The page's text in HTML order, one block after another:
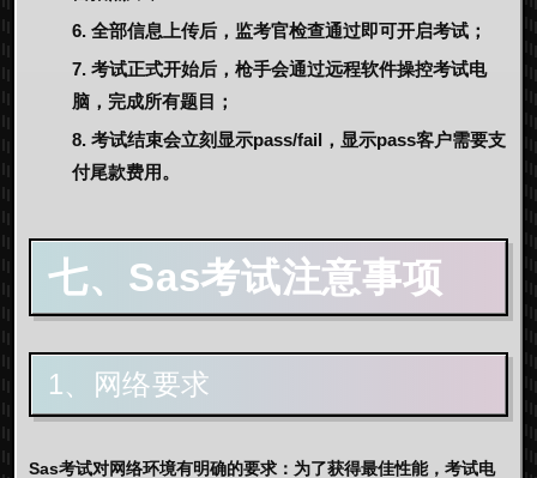
全部信息上传后，监考官检查通过即可开启考试；
考试正式开始后，枪手会通过远程软件操控考试电
脑，完成所有题目；
考试结束会立刻显示pass/fail，显示pass客户需要支
付尾款费用。
七、Sas考试注意事项
1、网络要求
Sas考试对网络环境有明确的要求：为了获得最佳性能，考试电